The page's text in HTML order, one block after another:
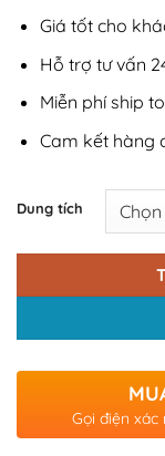
Giá tốt cho
Hỗ trợ tư vấn
Miễn phí ship
Cam kết hàng
Dung tích
Gọi điện